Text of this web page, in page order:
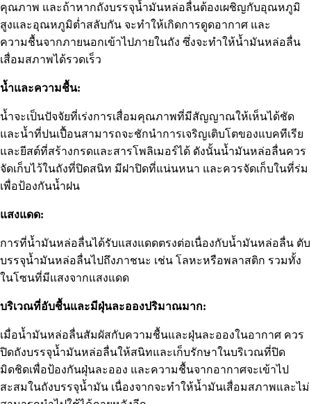
คุณภาพ และถ้าหากถังบรรจุน้ำมันหล่อลื่นต้องเผชิญกับอุณหภูมิ
สูงและอุณหภูมิต่ำสลับกัน จะทำให้เกิดการดูดอากาศ และ
ความชื้นจากภายนอกเข้าไปภายในถัง ซึ่งจะทำให้น้ำมันหล่อลื่น
เสื่อมสภาพได้รวดเร็ว
น้ำและความชื้น:
น้ำจะเป็นปัจจัยที่เร่งการเสื่อมคุณภาพที่มีสัญญาณให้เห็นได้ชัด
และน้ำที่ปนเปื้อนสามารถจะชักนำการเจริญเติบโตของแบคทีเรีย
และยีสต์ที่สร้างกรดและสารโพลิเมอร์ได้ ดังนั้นน้ำมันหล่อลื่นควร
จัดเก็บไว้ในถังที่ปิดสนิท มีฝาปิดที่แน่นหนา และควรจัดเก็บในที่ร่ม
เพื่อป้องกันน้ำฝน
แสงแดด:
การที่น้ำมันหล่อลื่นได้รับแสงแดดตรงต่อเนื่องกับน้ำมันหล่อลื่น ตับ
บรรจุน้ำมันหล่อลื่นไปถึงภาชนะ เช่น โลหะหรือพลาสติก รวมทั้ง
ในโซนที่มีแสงจากแสงแดด
บริเวณที่อับชื้นและมีฝุ่นละอองปริมาณมาก:
เมื่อน้ำมันหล่อลื่นสัมผัสกับความชื้นและฝุ่นละอองในอากาศ ควร
ปิดถังบรรจุน้ำมันหล่อลื่นให้สนิทและเก็บรักษาในบริเวณที่ปิด
มิดชิดเพื่อป้องกันฝุ่นละออง และความชื้นจากอากาศจะเข้าไป
สะสมในถังบรรจุน้ำมัน เนื่องจากจะทำให้น้ำมันเสื่อมสภาพและไม่